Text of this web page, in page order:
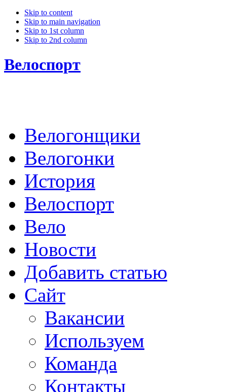
Skip to content
Skip to main navigation
Skip to 1st column
Skip to 2nd column
Велоспорт
Велогонщики
Велогонки
История
Велоспорт
Вело
Новости
Добавить статью
Сайт
Вакансии
Используем
Команда
Контакты